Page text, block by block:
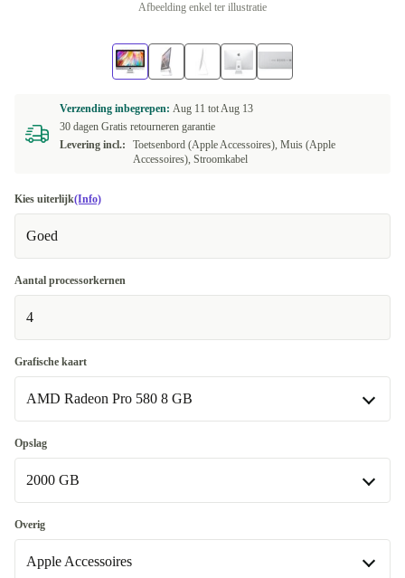
Afbeelding enkel ter illustratie
Verzending inbegrepen: Aug 11 totAug 13
30 dagen Gratis retourneren garantie
Levering incl.:
Toetsenbord (Apple Accessoires), Muis (Apple
Accessoires), Stroomkabel
Kies uiterlijk(Info)
Goed
Aantal processorkernen
4
Grafische kaart
AMD Radeon Pro 580 8 GB
AMD Radeon Pro 580 8 GB
Intel HD Graphics 630
Opslag
2000 GB
2000 GB
Beschikbaar in andere configuraties
Overig
Apple Accessoires